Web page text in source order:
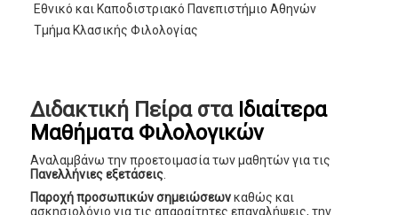
Εθνικό και Καποδιστριακό Πανεπιστήμιο Αθηνών
Τμήμα Κλασικής Φιλολογίας
Διδακτική Πείρα στα Ιδιαίτερα
Μαθήματα Φιλολογικών
Αναλαμβάνω την προετοιμασία των μαθητών για τις
Πανελλήνιες εξετάσεις
Παροχή προσωπικών σημειώσεωνκαθώς και
ασκησιολόγιο για τις απαραίτητες επαναλήψεις, την